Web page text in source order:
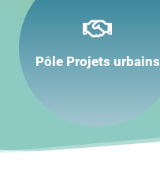
Pôle Projets urbains
Coopérer
Explorer